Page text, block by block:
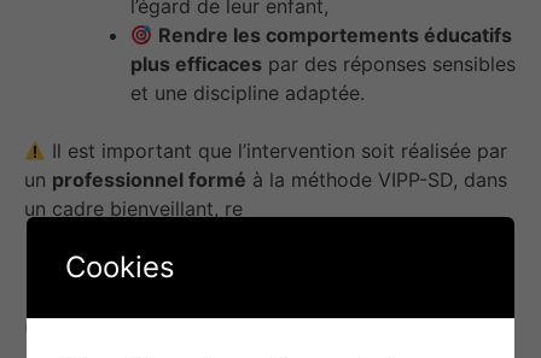
l’égard de leur enfant,
Rendre les comportements éducatifs
plus efficaces par des réponses sensibles
et une discipline adaptée.
Il est important que l’intervention soit réalisée par
un professionnel formé à la méthode VIPP-SD, dans
un cadre bienveillant, re
Objectif(s) d’utilisation
Cookies